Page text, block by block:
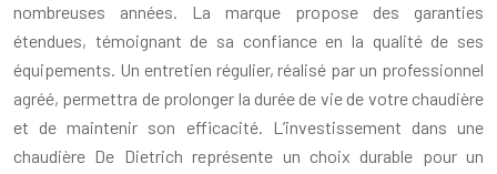
nombreuses années. La marque propose des garanties
étendues, témoignant de sa confiance en la qualité de ses
équipements. Un entretien régulier, réalisé par un professionnel
agréé, permettra de prolonger la durée de vie de votre chaudière
et de maintenir son efficacité. L’investissement dans une
chaudière De Dietrich représente un choix durable pour un